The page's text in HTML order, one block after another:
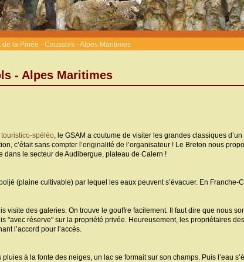
de la Pinée - Caussols - Alpes Maritimes
- Alpes Maritimes
spéléo, le GSAM a coutume de visiter les grandes classiques
c’était sans compter l’originalité de l’organisateur ! Le Breton nous
dans le secteur de Audibergue, plateau de Calern !
(plaine cultivable) par lequel les eaux peuvent s’évacuer. En
visite des galeries. On trouve le gouffre facilement. Il faut dire que nous
"avec réserve" sur la propriété privée. Heureusement, les propriétaires
l’accord pour l’accès.
à la fonte des neiges, un lac se formait sur son champs. Puis l’eau